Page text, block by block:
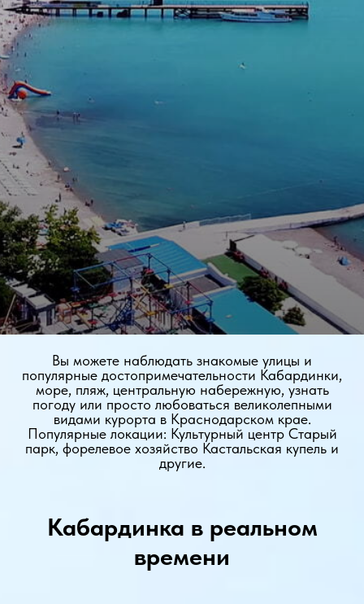
Вы можете наблюдать знакомые улицы и
популярные достопримечательности Кабардинки,
море, пляж, центральную набережную, узнать
погоду или просто любоваться великолепными
видами курорта в Краснодарском крае.
Популярные локации: Культурный центр Старый
парк, форелевое хозяйство Кастальская купель и
другие.
Кабардинка в реальном
времени